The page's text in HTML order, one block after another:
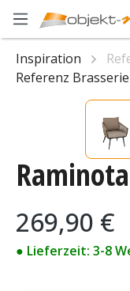
Zum Hauptinhalt
Regulärer Preis:
269,90 €
● Lieferzeit: 3-8
Inspiration
Referenz
Bildergalerie